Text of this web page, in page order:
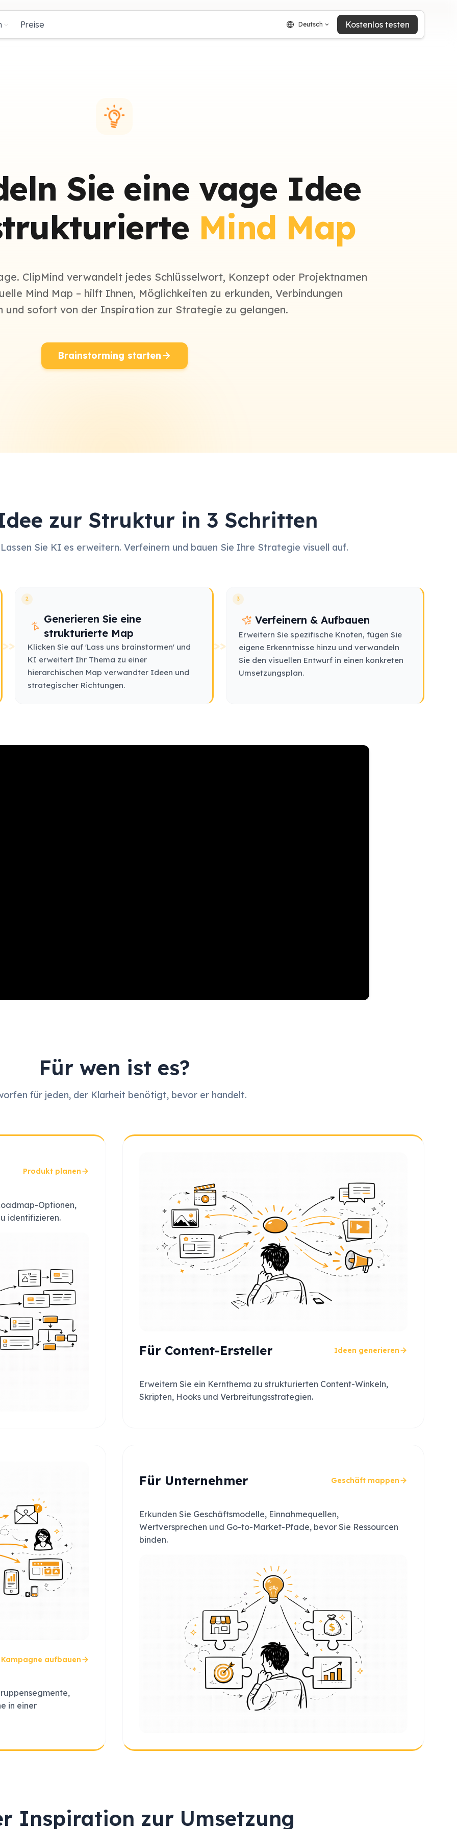
Preise Deutsch Kostenlos testen
Sie eine vage Idee
Mind Map
ClipMind verwandelt jedes Schlüsselwort, Konzept oder Projektnamen
Mind Map – hilft Ihnen, Möglichkeiten zu erkunden, Verbindungen
und sofort von der Inspiration zur Strategie zu gelangen.
Brainstorming starten
zur Struktur in 3 Schritten
Sie KI es erweitern. Verfeinern und bauen Sie Ihre Strategie visuell auf.
>>
2
Generieren Sie eine
strukturierte Map
Klicken Sie auf 'Lass uns brainstormen' und
KI erweitert Ihr Thema zu einer
hierarchischen Map verwandter Ideen und
strategischer Richtungen.
>>
3
Verfeinern & Aufbauen
Erweitern Sie spezifische Knoten, fügen Sie
eigene Erkenntnisse hinzu und verwandeln
Sie den visuellen Entwurf in einen konkreten
Umsetzungsplan.
Für wen ist es?
für jeden, der Klarheit benötigt, bevor er handelt.
Produkt planen
Optionen,
identifizieren.
Für Content-Ersteller Ideen generieren
Erweitern Sie ein Kernthema zu strukturierten Content-Winkeln,
Skripten, Hooks und Verbreitungsstrategien.
Kampagne aufbauen
in einer
Für Unternehmer Geschäft mappen
Erkunden Sie Geschäftsmodelle, Einnahmequellen,
Wertversprechen und Go-to-Market-Pfade, bevor Sie Ressourcen
binden.
Inspiration zur Umsetzung